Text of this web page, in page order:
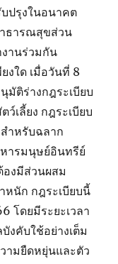
ปรุงในอนาคต
ธารณสุขส่วน
านร่วมกัน
งใด เมื่อวันที่ 8
ติร่างกฎระเบียบ
เลี้ยง กฎระเบียบ
ำหรับฉลาก
ารมนุษย์อินทรีย์
องมีส่วนผสม
หนัก กฎระเบียบนี้
โดยมีระยะเวลา
งคับใช้อย่างเต็ม
ามยืดหยุ่นและตัว